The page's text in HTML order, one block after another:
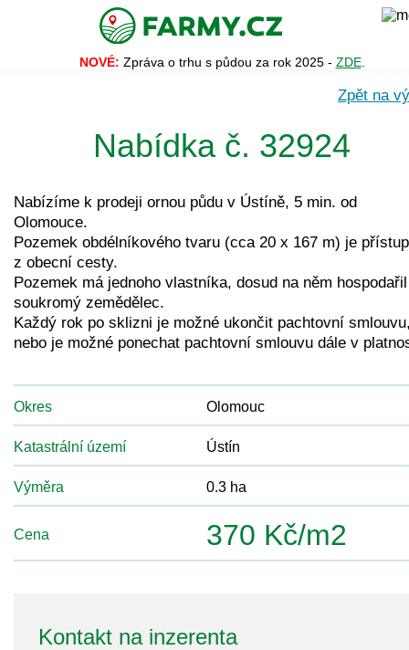
NOVÉ: Zpráva o trhu s půdou za rok 2025 - ZDE.
Zpět na
Nabídka č. 32924
Nabízíme k prodeji ornou půdu v Ústíně, 5 min. od
Olomouce.
Pozemek obdélníkového tvaru (cca 20 x 167 m) je
z obecní cesty.
Pozemek má jednoho vlastníka, dosud na něm hospodařil
soukromý zemědělec.
Každý rok po sklizni je možné ukončit pachtovní
nebo je možné ponechat pachtovní smlouvu dále v
Okres Olomouc
Katastrální území Ústín
Výměra 0.3 ha
Cena 370 Kč/m2
Kontakt na inzerenta